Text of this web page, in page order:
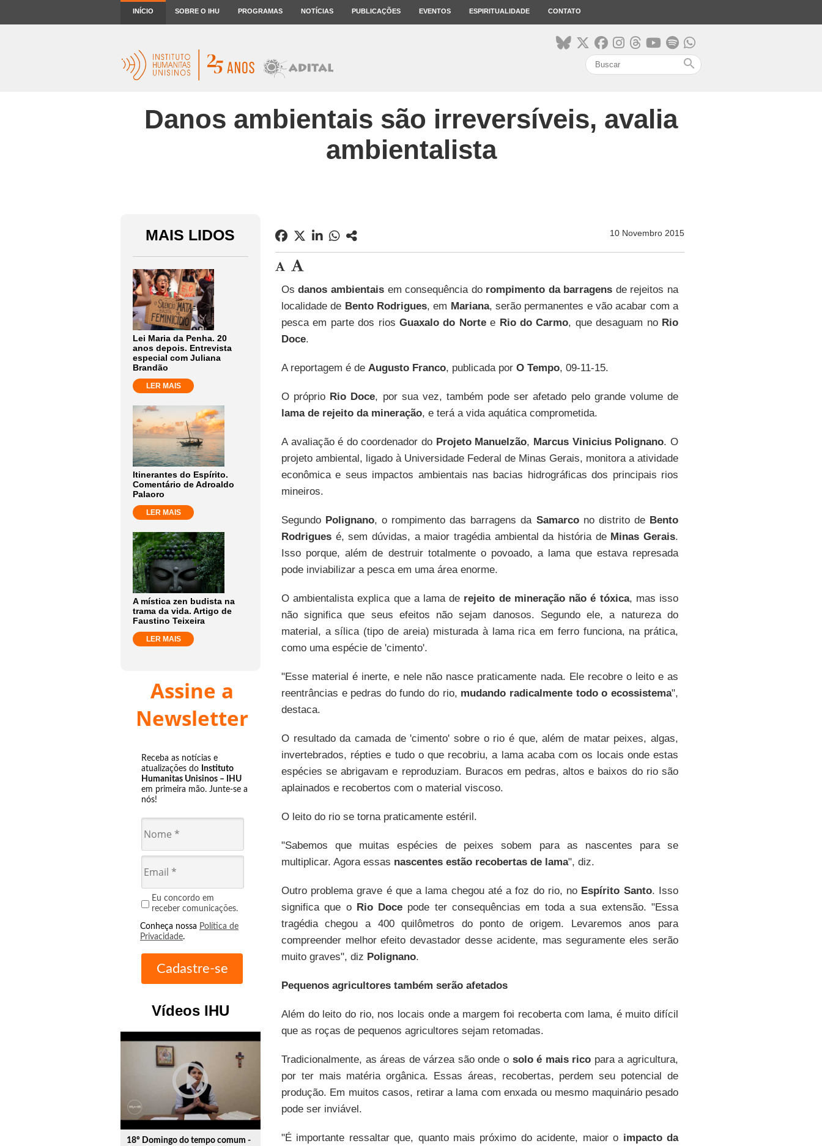
INÍCIO SOBRE O IHU PROGRAMAS NOTÍCIAS PUBLICAÇÕES EVENTOS ESPIRITUALIDADE CONTATO
search
Danos ambientais são irreversíveis, avalia
ambientalista
MAIS LIDOS
Lei Maria da Penha. 20
anos depois. Entrevista
especial com Juliana
Brandão
LER MAIS
Itinerantes do Espírito.
Comentário de Adroaldo
Palaoro
LER MAIS
A mística zen budista na
trama da vida. Artigo de
Faustino Teixeira
LER MAIS
Assine a
Newsletter
Receba as notícias e
atualizações do Instituto
Humanitas Unisinos – IHU
em primeira mão. Junte-se a
nós!
Eu concordo em
receber comunicações.
Conheça nossa Política de
Privacidade.
Vídeos IHU
play_circle_outline
18º Domingo do tempo comum -
10 Novembro 2015
Osdanos ambientais em consequência do rompimento da barragens de rejeitos na
localidade de Bento Rodrigues, em Mariana, serão permanentes e vão acabar com a
pesca em parte dos rios Guaxalo do Nortee Rio do Carmo, que desaguam noRio
Doce.
A reportagem é de Augusto Franco, publicada por O Tempo, 09-11-15.
O próprio Rio Doce, por sua vez, também pode ser afetado pelo grande volume de
lama de rejeito da mineração, e terá a vida aquática comprometida.
A avaliação é do coordenador do Projeto Manuelzão, Marcus Vinicius Polignano. O
projeto ambiental, ligado à Universidade Federal de Minas Gerais, monitora a atividade
econômica e seus impactos ambientais nas bacias hidrográficas dos principais rios
mineiros.
Segundo Polignano, o rompimento das barragens da Samarcono distrito de Bento
Rodriguesé, sem dúvidas, a maior tragédia ambiental da história de Minas Gerais.
Isso porque, além de destruir totalmente o povoado, a lama que estava represada
pode inviabilizar a pesca em uma área enorme.
O ambientalista explica que a lama de rejeito de mineração não é tóxica, mas isso
não significa que seus efeitos não sejam danosos. Segundo ele, a natureza do
material, a sílica (tipo de areia) misturada à lama rica em ferro funciona, na prática,
como uma espécie de 'cimento'.
"Esse material é inerte, e nele não nasce praticamente nada. Ele recobre o leito e as
reentrâncias e pedras do fundo do rio, mudando radicalmente todo o ecossistema",
destaca.
O resultado da camada de 'cimento' sobre o rio é que, além de matar peixes, algas,
invertebrados, répties e tudo o que recobriu, a lama acaba com os locais onde estas
espécies se abrigavam e reproduziam. Buracos em pedras, altos e baixos do rio são
aplainados e recobertos com o material viscoso.
O leito do rio se torna praticamente estéril.
"Sabemos que muitas espécies de peixes sobem para as nascentes para se
multiplicar. Agora essas nascentes estão recobertas de lama", diz.
Outro problema grave é que a lama chegou até a foz do rio, no Espírito Santo. Isso
significa que o Rio Doce pode ter consequências em toda a sua extensão. "Essa
tragédia chegou a 400 quilômetros do ponto de origem. Levaremos anos para
compreender melhor efeito devastador desse acidente, mas seguramente eles serão
muito graves", diz Polignano.
Pequenos agricultores também serão afetados
Além do leito do rio, nos locais onde a margem foi recoberta com lama, é muito difícil
que as roças de pequenos agricultores sejam retomadas.
Tradicionalmente, as áreas de várzea são onde o solo é mais rico para a agricultura,
por ter mais matéria orgânica. Essas áreas, recobertas, perdem seu potencial de
produção. Em muitos casos, retirar a lama com enxada ou mesmo maquinário pesado
pode ser inviável.
"É importante ressaltar que, quanto mais próximo do acidente, maior o impacto da